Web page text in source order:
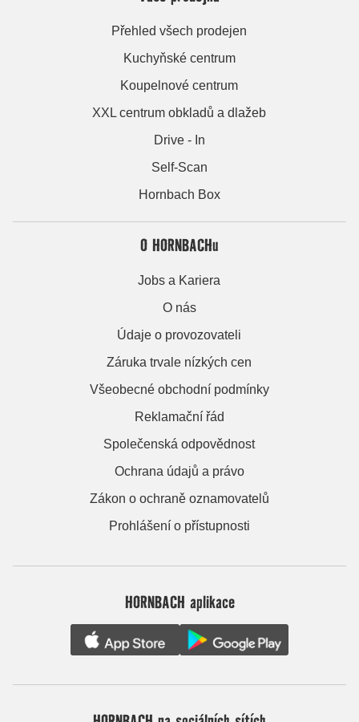
Přehled všech prodejen
Kuchyňské centrum
Koupelnové centrum
XXL centrum obkladů a dlažeb
Drive - In
Self-Scan
Hornbach Box
O HORNBACHu
Jobs a Kariera
O nás
Údaje o provozovateli
Záruka trvale nízkých cen
Všeobecné obchodní podmínky
Reklamační řád
Společenská odpovědnost
Ochrana údajů a právo
Zákon o ochraně oznamovatelů
Prohlášení o přístupnosti
HORNBACH aplikace